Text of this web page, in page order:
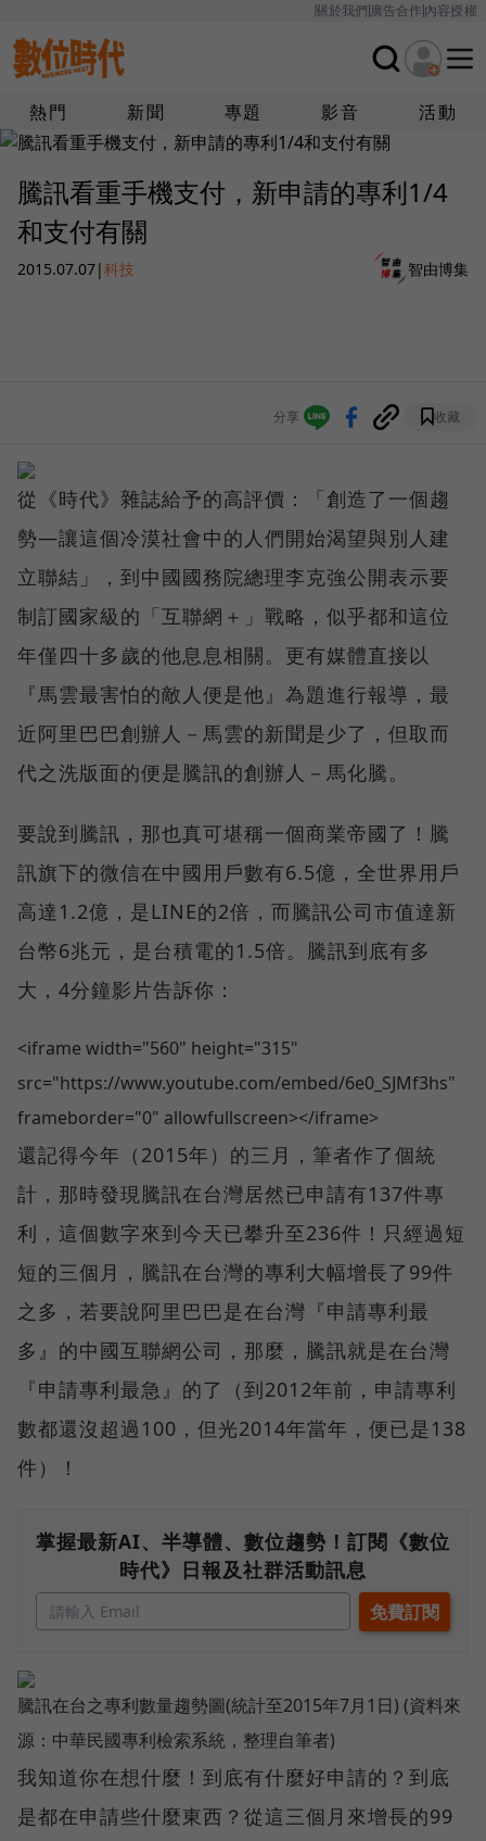
關於我們廣告合作內容授權
熱門 新聞 專題 影音 活動
騰訊看重手機支付，新申請的專利1/4
和支付有關
2015.07.07|科技 智由博集
分享 收藏
從《時代》雜誌給予的高評價：「創造了一個趨
勢—讓這個冷漠社會中的人們開始渴望與別人建
立聯結」，到中國國務院總理李克強公開表示要
制訂國家級的「互聯網＋」戰略，似乎都和這位
年僅四十多歲的他息息相關。更有媒體直接以
『馬雲最害怕的敵人便是他』為題進行報導，最
近阿里巴巴創辦人－馬雲的新聞是少了，但取而
代之洗版面的便是騰訊的創辦人－馬化騰。
要說到騰訊，那也真可堪稱一個商業帝國了！騰
訊旗下的微信在中國用戶數有6.5億，全世界用戶
高達1.2億，是LINE的2倍，而騰訊公司市值達新
台幣6兆元，是台積電的1.5倍。騰訊到底有多
大，4分鐘影片告訴你：
<iframe width="560" height="315"
src="https://www.youtube.com/embed/6e0_SJMf3hs"
frameborder="0" allowfullscreen></iframe>
還記得今年（2015年）的三月，筆者作了個統
計，那時發現騰訊在台灣居然已申請有137件專
利，這個數字來到今天已攀升至236件！只經過短
短的三個月，騰訊在台灣的專利大幅增長了99件
之多，若要說阿里巴巴是在台灣『申請專利最
多』的中國互聯網公司，那麼，騰訊就是在台灣
『申請專利最急』的了（到2012年前，申請專利
數都還沒超過100，但光2014年當年，便已是138
件）！
掌握最新AI、半導體、數位趨勢！訂閱《數位
時代》日報及社群活動訊息
騰訊在台之專利數量趨勢圖(統計至2015年7月1日) (資料來
源：中華民國專利檢索系統，整理自筆者)
我知道你在想什麼！到底有什麼好申請的？到底
是都在申請些什麼東西？從這三個月來增長的99